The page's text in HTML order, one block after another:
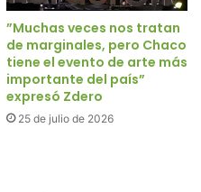
”Muchas veces nos tratan
de marginales, pero Chaco
tiene el evento de arte más
importante del país”
expresó Zdero
25 de julio de 2026